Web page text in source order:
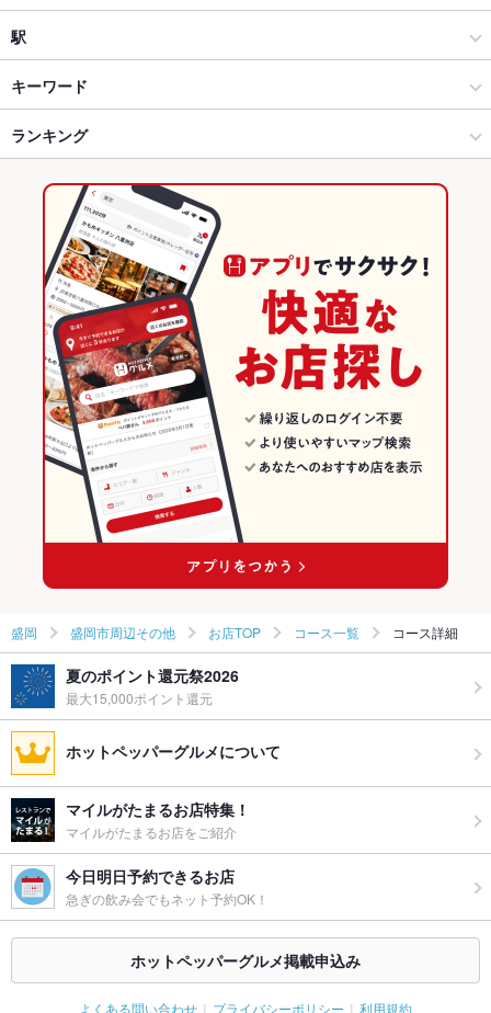
和風
盛岡 × 居酒屋
盛岡 × 和風
盛岡駅 × 居酒屋
盛岡駅 × 和風
和食全般
盛岡 × 和食
盛岡 × 和食全般
盛岡駅 × 和食
盛岡駅 × 和食全般
盛岡市周辺その他
盛岡市周辺その他 × 居酒屋
盛岡市周辺その他 × 和風
盛岡市周辺その他 × 和食
盛岡市周辺その他 × 和食全般
岩手 × 居酒屋
岩手 × 和風
岩手 × 和食
岩手 × 和食全般
駅
上盛岡駅
仙北町駅
盛岡駅
キーワード
からあげ
チャーハン 冷麺 たこ焼き
ランキング
岩手のグルメランキング
岩手の居酒屋ランキング
盛岡のグルメランキング
盛岡の居酒屋ランキング
盛岡市周辺その他のグルメランキング
盛岡市周辺その他の居酒屋ランキング
盛岡 盛岡市周辺その他 お店TOP コース一覧 コース詳細
夏のポイント還元祭2026
最大15,000ポイント還元
ホットペッパーグルメについて
マイルがたまるお店特集！
マイルがたまるお店をご紹介
今日明日予約できるお店
急ぎの飲み会でもネット予約OK！
ホットペッパーグルメ掲載申込み
よくある問い合わせ プライバシーポリシー 利用規約